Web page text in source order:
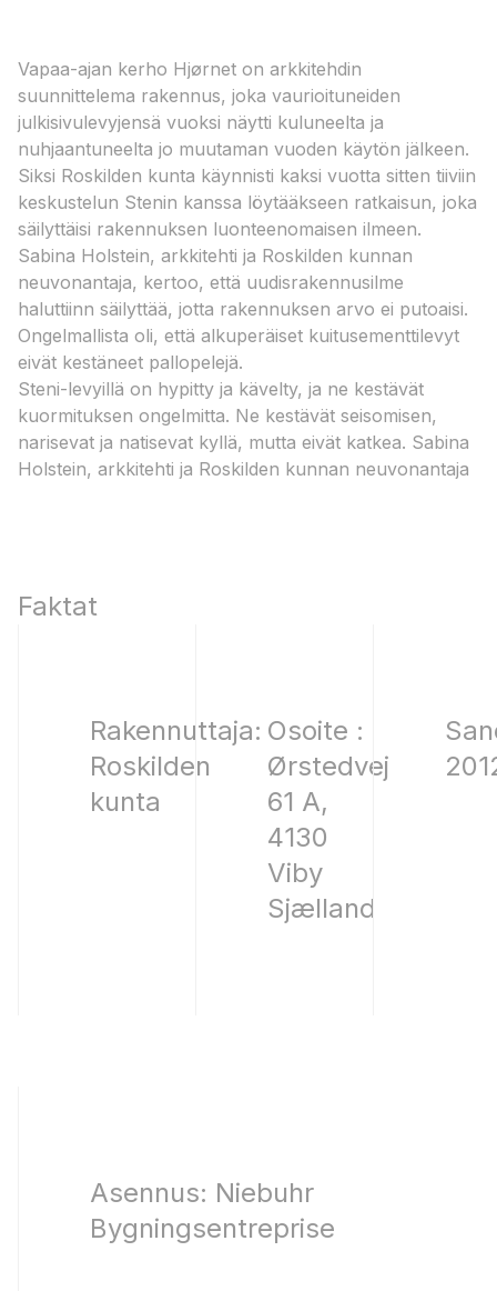
Vapaa-ajan kerho Hjørnet on arkkitehdin
suunnittelema rakennus, joka vaurioituneiden
julkisivulevyjensä vuoksi näytti kuluneelta ja
nuhjaantuneelta jo muutaman vuoden käytön jälkeen.
Siksi Roskilden kunta käynnisti kaksi vuotta sitten tiiviin
keskustelun Stenin kanssa löytääkseen ratkaisun, joka
säilyttäisi rakennuksen luonteenomaisen ilmeen.
Sabina Holstein, arkkitehti ja Roskilden kunnan
neuvonantaja, kertoo, että uudisrakennusilme
haluttiinn säilyttää, jotta rakennuksen arvo ei putoaisi.
Ongelmallista oli, että alkuperäiset kuitusementtilevyt
eivät kestäneet pallopelejä.
Steni-levyillä on hypitty ja kävelty, ja ne kestävät
kuormituksen ongelmitta. Ne kestävät seisomisen,
narisevat ja natisevat kyllä, mutta eivät katkea.​ Sabina
Holstein, arkkitehti ja Roskilden kunnan neuvonantaja​
Faktat
Rakennuttaja:
Roskilden
kunta
Osoite :
Ørstedvej
61 A,
4130
Viby
Sjælland
Asennus: Niebuhr
Bygningsentreprise